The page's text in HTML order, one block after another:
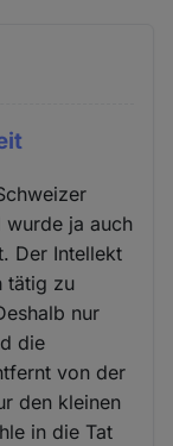
wurde ja auch
Der Intellekt
tätig zu
nur
die
von der
den kleinen
in die Tat